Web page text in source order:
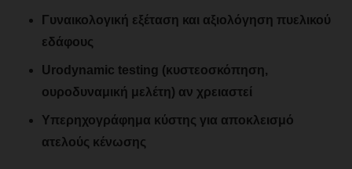
Γυναικολογική εξέταση και αξιολόγηση πυελικού
εδάφους
Urodynamic testing (κυστεοσκόπηση,
ουροδυναμική μελέτη) αν χρειαστεί
Υπερηχογράφημα κύστης για αποκλεισμό
ατελούς κένωσης